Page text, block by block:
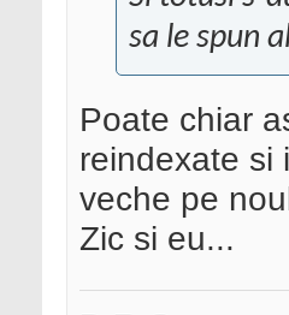
sa le spun
Poate chiar
reindexate si
veche pe
Zic si eu...